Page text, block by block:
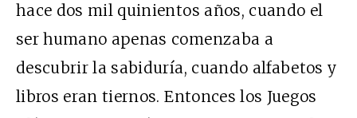
hace dos mil quinientos años, cuando el
ser humano apenas comenzaba a
descubrir la sabiduría, cuando alfabetos y
libros eran tiernos. Entonces los Juegos